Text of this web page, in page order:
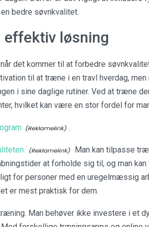
bedre søvnkvalitet.
løsning
det kommer til at forbedre
til at træne i en travl hverdag, men
i sine daglige rutiner. Ved at træne
hvilket kan være en stor fordel for
.
Man kan tilpasse
at forholde sig til, og man
for personer med en uregelmæssig
er mest praktisk for dem.
Man behøver ikke investere i et